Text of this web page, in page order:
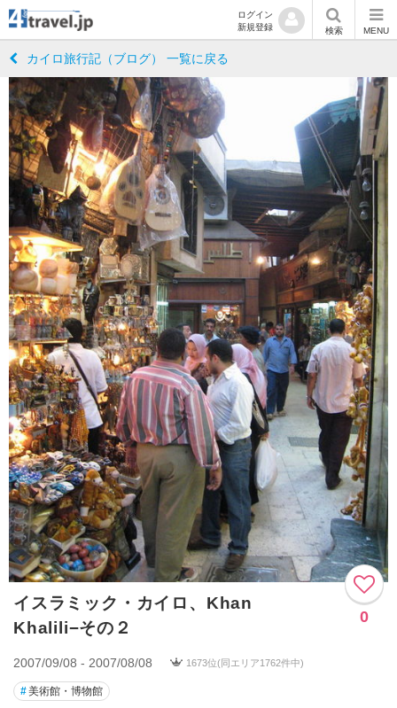
ログイン
新規登録
検索 MENU
カイロ旅行記（ブログ） 一覧に戻る
イスラミック・カイロ、Khan
Khalili−その２
0
2007/09/08 - 2007/08/08 1673位(同エリア1762件中)
#美術館・博物館